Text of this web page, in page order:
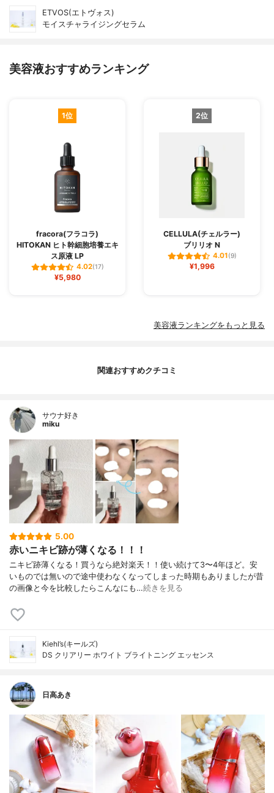
ETVOS(エトヴォス)
モイスチャライジングセラム
美容液おすすめランキング
1位
fracora(フラコラ)
HITOKAN ヒト幹細胞培養エキ
ス原液 LP
4.02(17)
¥5,980
2位
CELLULA(チェルラー)
ブリリオ N
4.01(9)
¥1,996
美容液ランキングをもっと見る
関連おすすめクチコミ
サウナ好き
miku
5.00
赤いニキビ跡が薄くなる！！！
ニキビ跡薄くなる！買うなら絶対楽天！！使い続けて3〜4年ほど。安
いものでは無いので途中使わなくなってしまった時期もありましたが昔
の画像と今を比較したらこんなにも…続きを見る
Kiehl’s(キールズ)
DS クリアリー ホワイト ブライトニング エッセンス
日高あき